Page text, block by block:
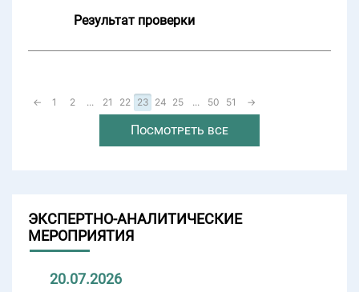
Результат проверки
← 1 2 ... 21 22 23 24 25 ... 50 51 →
Посмотреть все
ЭКСПЕРТНО-АНАЛИТИЧЕСКИЕ
МЕРОПРИЯТИЯ
20.07.2026